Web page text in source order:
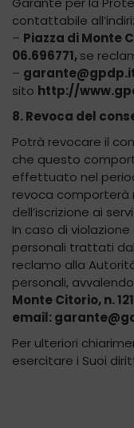
contattabile
– Piazza di Monte
06.696771,se
–
sito http://
8. Revoca del
Potrà revocare il
che questo
effettuato nel
revoca comporterà
dell’iscrizione ai
In caso di
personali trattati
reclamo alla
personali,
Monte Citorio, n.
email:
Per ulteriori
esercitare i Suoi